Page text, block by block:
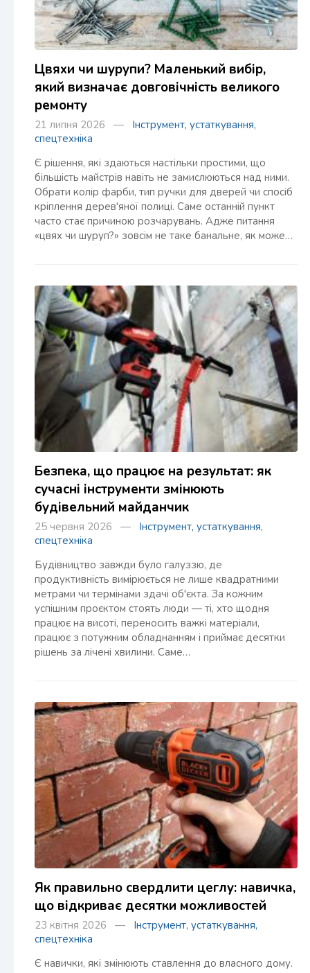
Цвяхи чи шурупи? Маленький вибір,
який визначає довговічність великого
ремонту
21 липня 2026 — Інструмент, устаткування,
спецтехніка
Є рішення, які здаються настільки простими, що
більшість майстрів навіть не замислюються над ними.
Обрати колір фарби, тип ручки для дверей чи спосіб
кріплення дерев'яної полиці. Саме останній пункт
часто стає причиною розчарувань. Адже питання
«цвях чи шуруп?» зовсім не таке банальне, як може…
Безпека, що працює на результат: як
сучасні інструменти змінюють
будівельний майданчик
25 червня 2026 — Інструмент, устаткування,
спецтехніка
Будівництво завжди було галуззю, де
продуктивність вимірюється не лише квадратними
метрами чи термінами здачі об'єкта. За кожним
успішним проєктом стоять люди — ті, хто щодня
працює на висоті, переносить важкі матеріали,
працює з потужним обладнанням і приймає десятки
рішень за лічені хвилини. Саме…
Як правильно свердлити цеглу: навичка,
що відкриває десятки можливостей
23 квітня 2026 — Інструмент, устаткування,
спецтехніка
Є навички, які змінюють ставлення до власного дому.